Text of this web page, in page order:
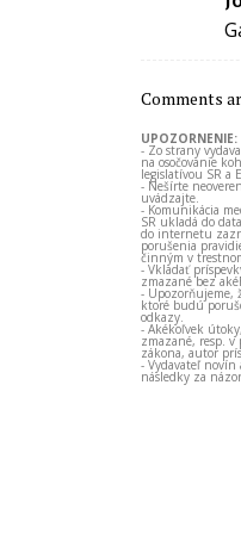
Comments
UPOZORNENIE:
- Zo strany
na osočovanie
legislatívou SR a
- Nešírte
uvádzajte.
- Komunikácia
SR ukladá do
do internetu
porušenia
činným v
- Vkladať
zmazané bez
- Upozorňujeme,
ktoré budú
odkazy.
- Akékoľvek
zmazané, resp.
zákona, autor
- Vydavateľ novín
následky za